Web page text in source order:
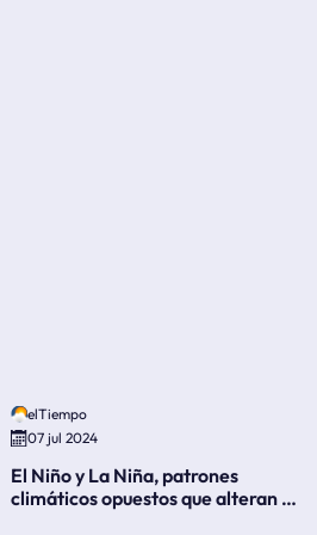
elTiempo
07 jul 2024
El Niño y La Niña, patrones
climáticos opuestos que alteran la